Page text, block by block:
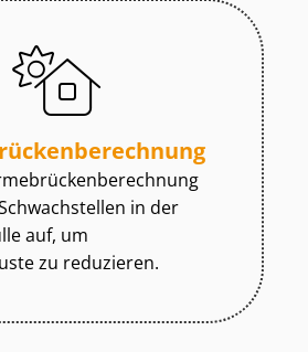
in der
auf, um
zu reduzieren.